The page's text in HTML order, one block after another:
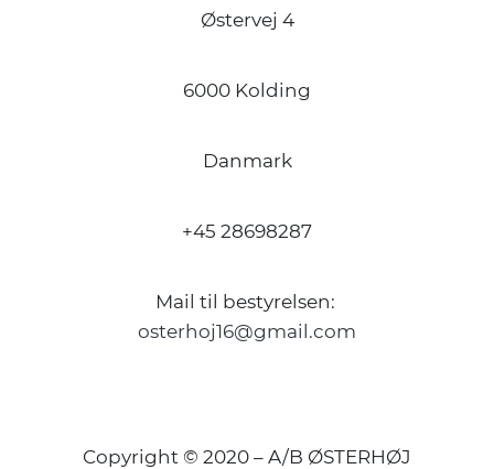
Østervej 4
6000 Kolding
Danmark
+45 28698287
Mail til bestyrelsen:
osterhoj16@gmail.com
Copyright © 2020 – A/B ØSTERHØJ